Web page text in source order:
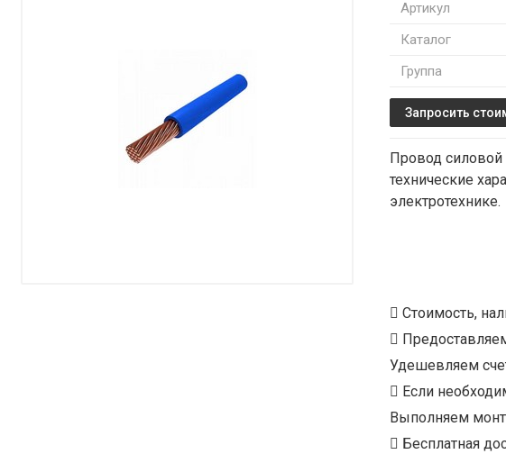
Артикул
Каталог
Группа
Запросить
Провод
технические
электротехнике.
Стоимость,
Удешевляем
Если
Выполняем
Бесплатная